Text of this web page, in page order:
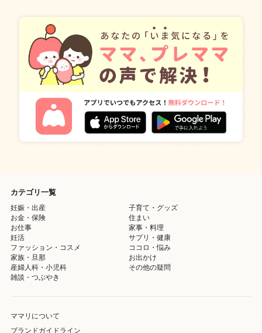
カテゴリ一覧
妊娠・出産
子育て・グッズ
お金・保険
住まい
お仕事
家事・料理
妊活
サプリ・健康
ファッション・コスメ
ココロ・悩み
家族・旦那
お出かけ
産婦人科・小児科
その他の疑問
雑談・つぶやき
ママリについて
ブランドガイドライン